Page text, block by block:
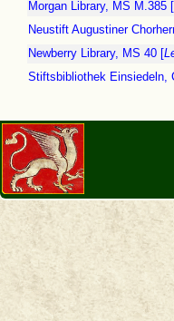
Morgan Library, MS M.385 [
Neustift Augustiner
Newberry Library, MS 40 [
Stiftsbibliothek Einsiedeln,